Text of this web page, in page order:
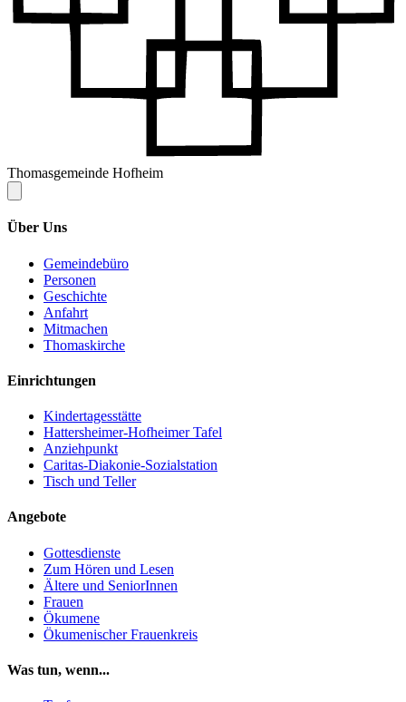
Thomasgemeinde Hofheim
Über Uns
Gemeindebüro
Personen
Geschichte
Anfahrt
Mitmachen
Thomaskirche
Einrichtungen
Kindertagesstätte
Hattersheimer-Hofheimer Tafel
Anziehpunkt
Caritas-Diakonie-Sozialstation
Tisch und Teller
Angebote
Gottesdienste
Zum Hören und Lesen
Ältere und SeniorInnen
Frauen
Ökumene
Ökumenischer Frauenkreis
Was tun, wenn...